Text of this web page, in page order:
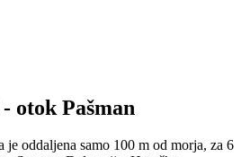
otok Pašman
oddaljena samo 100 m od morja, za 6